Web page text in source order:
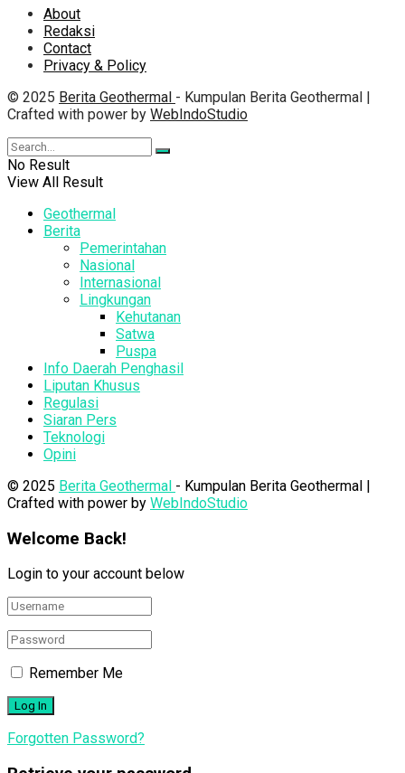
About
Redaksi
Contact
Privacy & Policy
© 2025 Berita Geothermal - Kumpulan Berita Geothermal |
Crafted with power by WebIndoStudio
No Result
View All Result
Geothermal
Berita
Pemerintahan
Nasional
Internasional
Lingkungan
Kehutanan
Satwa
Puspa
Info Daerah Penghasil
Liputan Khusus
Regulasi
Siaran Pers
Teknologi
Opini
© 2025 Berita Geothermal - Kumpulan Berita Geothermal |
Crafted with power by WebIndoStudio
Welcome Back!
Login to your account below
Remember Me
Forgotten Password?